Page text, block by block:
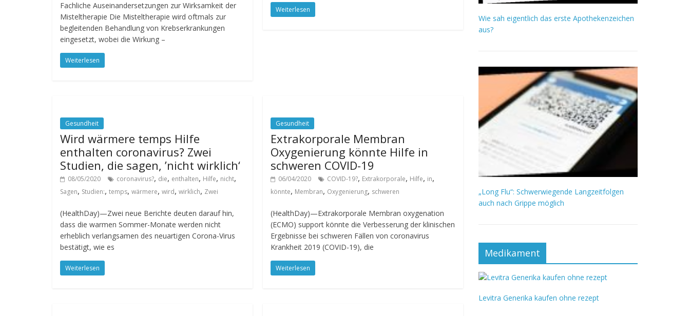
Fachliche Auseinandersetzungen zur Wirksamkeit der
Misteltherapie Die Misteltherapie wird oftmals zur
begleitenden Behandlung von Krebserkrankungen
eingesetzt, wobei die Wirkung –
Weiterlesen
Weiterlesen
Gesundheit
Wird wärmere temps Hilfe
enthalten coronavirus? Zwei
Studien, die sagen, ’nicht wirklich‘
08/05/2020 coronavirus?, die, enthalten, Hilfe, nicht,
Sagen, Studien:, temps, wärmere, wird, wirklich, Zwei
(HealthDay)—Zwei neue Berichte deuten darauf hin,
dass die warmen Sommer-Monate werden nicht
erheblich verlangsamen des neuartigen Corona-Virus
bestätigt, wie es
Weiterlesen
Gesundheit
Extrakorporale Membran
Oxygenierung könnte Hilfe in
schweren COVID-19
06/04/2020 COVID-19?, Extrakorporale, Hilfe, in,
könnte, Membran, Oxygenierung, schweren
(HealthDay)—Extrakorporale Membran oxygenation
(ECMO) support könnte die Verbesserung der klinischen
Ergebnisse bei schweren Fällen von coronavirus
Krankheit 2019 (COVID-19), die
Weiterlesen
Wie sah eigentlich das erste Apothekenzeichen
aus?
„Long Flu“: Schwerwiegende Langzeitfolgen
auch nach Grippe möglich
Medikament
Levitra Generika kaufen ohne rezept